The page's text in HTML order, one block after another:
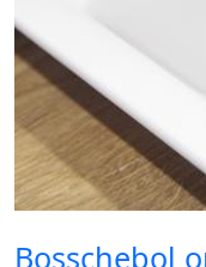
Bosschebol